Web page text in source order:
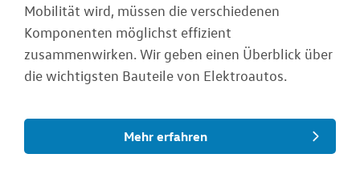
Mobilität wird, müssen die verschiedenen
Komponenten möglichst effizient
zusammenwirken. Wir geben einen Überblick über
die wichtigsten Bauteile von Elektroautos.
Mehr erfahren